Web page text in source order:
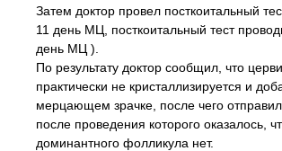
Затем доктор провел посткоитальный
11 день МЦ, посткоитальный тест
день МЦ ).
По результату доктор сообщил, что
практически не кристаллизируется и
мерцающем зрачке, после чего
после проведения которого оказалось,
доминантного фолликула нет.